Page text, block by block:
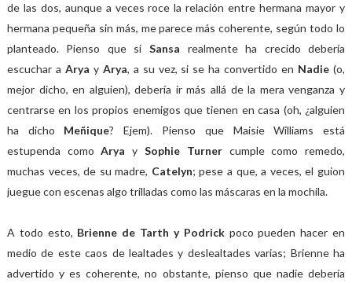
de las dos, aunque a veces roce la relación entre hermana mayor y
hermana pequeña sin más, me parece más coherente, según todo lo
planteado. Pienso que si Sansa realmente ha crecido debería
escuchar a Arya y Arya, a su vez, si se ha convertido en Nadie(o,
mejor dicho, en alguien), debería ir más allá de la mera venganza y
centrarse en los propios enemigos que tienen en casa (oh, ¿alguien
ha dicho Meñique? Ejem). Pienso que Maisie Williams está
estupenda comoAryaySophie Turnercumple como remedo,
muchas veces, de su madre, Catelyn; pese a que, a veces, el guion
juegue con escenas algo trilladas como las máscaras en la mochila.
A todo esto, Brienne de Tarth y Podrick poco pueden hacer en
medio de este caos de lealtades y deslealtades varias; Brienne ha
advertido y es coherente, no obstante, pienso que nadie debería